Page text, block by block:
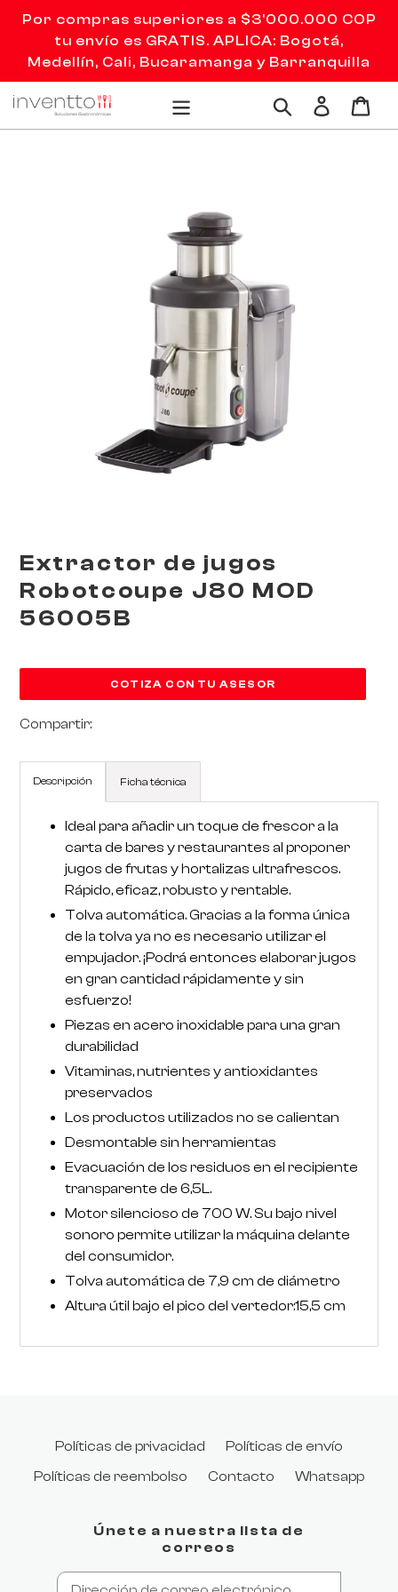
directamente
Por compras superiores a $3'000.000 COP
tu envío es GRATIS. APLICA: Bogotá,
Medellín, Cali, Bucaramanga y Barranquilla
BuscarIngresar
Extractor de jugos
Robotcoupe J80 MOD
56005B
COTIZA CON TU ASESOR
Compartir:
Descripción Ficha técnica
Ideal para añadir un toque de frescor a la
carta de bares y restaurantes al proponer
jugos de frutas y hortalizas ultrafrescos.
Rápido, eficaz, robusto y rentable.
Tolva automática. Gracias a la forma única
de la tolva ya no es necesario utilizar el
empujador. ¡Podrá entonces elaborar jugos
en gran cantidad rápidamente y sin
esfuerzo!
Piezas en acero inoxidable para una gran
durabilidad
Vitaminas, nutrientes y antioxidantes
preservados
Los productos utilizados no se calientan
Desmontable sin herramientas
Evacuación de los residuos en el recipiente
transparente de 6,5L.
Motor silencioso de 700 W. Su bajo nivel
sonoro permite utilizar la máquina delante
del consumidor.
Tolva automática de 7,9 cm de diámetro
Altura útil bajo el pico del vertedor:15,5 cm
Políticas de privacidad
Políticas de envío
Políticas de reembolso
Contacto Whatsapp
Únete a nuestra lista de
correos
RoarTheme